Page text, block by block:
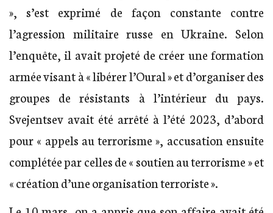
», s’est exprimé de façon constante contre
l’agression militaire russe en Ukraine. Selon
l’enquête, il avait projeté de créer une formation
armée visant à « libérer l’Oural » et d’organiser des
groupes de résistants à l’intérieur du pays.
Svejentsev avait été arrêté à l’été 2023, d’abord
pour « appels au terrorisme », accusation ensuite
complétée par celles de « soutien au terrorisme » et
« création d’une organisation terroriste ».